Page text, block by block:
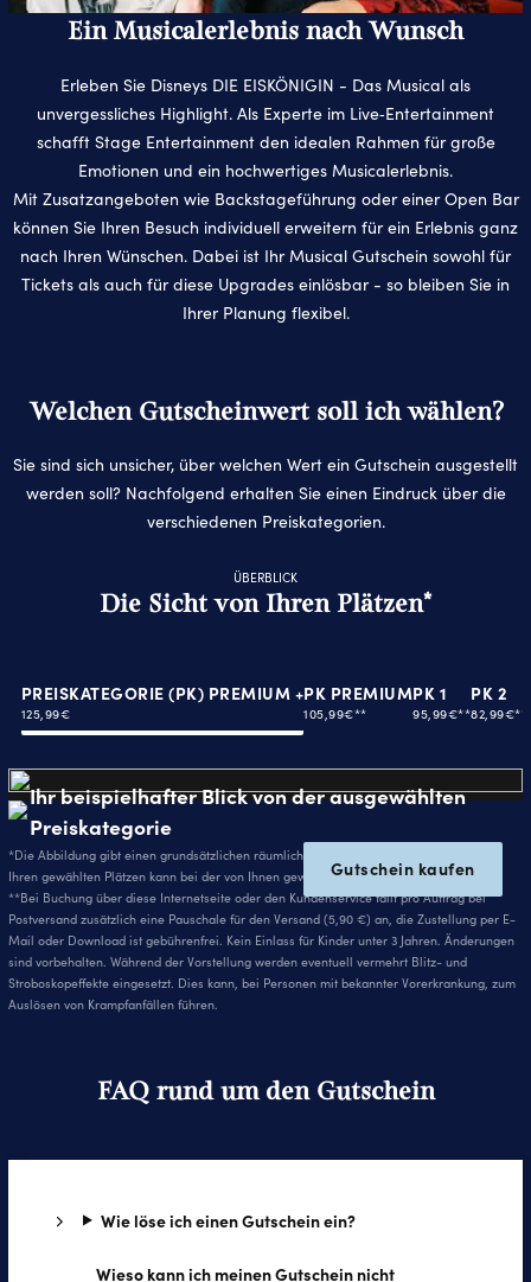
Ein Musicalerlebnis nach Wunsch
Erleben Sie Disneys DIE EISKÖNIGIN - Das Musical als
unvergessliches Highlight. Als Experte im Live‑Entertainment
schafft Stage Entertainment den idealen Rahmen für große
Emotionen und ein hochwertiges Musicalerlebnis.
Mit Zusatzangeboten wie Backstageführung oder einer Open Bar
können Sie Ihren Besuch individuell erweitern für ein Erlebnis ganz
nach Ihren Wünschen. Dabei ist Ihr Musical Gutschein sowohl für
Tickets als auch für diese Upgrades einlösbar - so bleiben Sie in
Ihrer Planung flexibel.
Welchen Gutscheinwert soll ich wählen?
Sie sind sich un­si­cher, über wel­chen Wert ein Gut­schein aus­ge­stellt
wer­den soll? Nachfolgend erhalten Sie einen Eindruck über die
verschiedenen Preiskategorien.
ÜBERBLICK
Die Sicht von Ihren Plätzen*
PREISKATEGORIE (PK) PREMIUM +
125,99€
PK PREMIUM
105,99€**
PK 1
95,99€**
PK 2
82,99€**
Ihr beispielhafter Blick von der ausgewählten
Preiskategorie
Gutschein kaufen
*Die Abbildung gibt einen grundsätzlichen räumlichen Eindruck wieder. Die Sicht von
Ihren gewählten Plätzen kann bei der von Ihnen gewählten Veranstaltung abweichen.
**Bei Buchung über diese Internetseite oder den Kundenservice fällt pro Auftrag bei
Postversand zusätzlich eine Pauschale für den Versand (5,90 €) an, die Zustellung per E-
Mail oder Download ist gebührenfrei. Kein Einlass für Kinder unter 3 Jahren. Änderungen
sind vorbehalten. Während der Vorstellung werden eventuell vermehrt Blitz- und
Stroboskopeffekte eingesetzt. Dies kann, bei Personen mit bekannter Vorerkrankung, zum
Auslösen von Krampfanfällen führen.
FAQ rund um den Gutschein
Wie löse ich einen Gutschein ein?
Wieso kann ich meinen Gutschein nicht